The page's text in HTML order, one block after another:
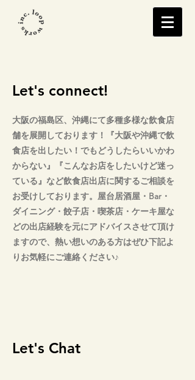
Let's connect!
大阪の福島区、沖縄にて多種多様な飲食店
舗を展開しております！『大阪や沖縄で飲
食店を出したい！でもどうしたらいいかわ
からない』『こんなお店をしたいけど迷っ
ている』など飲食店出店に関するご相談を
お受けしております。屋台居酒屋・Bar・
ダイニング・餃子店・喫茶店・ケーキ屋な
どの出店経験を元にアドバイスさせて頂け
ますので、熱い想いのある方はぜひ下記よ
りお気軽にご連絡ください♪
Let's Chat